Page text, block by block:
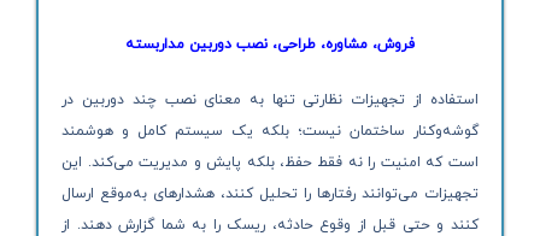
فروش، مشاوره، طراحی، نصب دوربین مداربسته
استفاده از تجهیزات نظارتی تنها به معنای نصب چند دوربین در
گوشه‌وکنار ساختمان نیست؛ بلکه یک سیستم کامل و هوشمند
است که امنیت را نه فقط حفظ، بلکه پایش و مدیریت می‌کند. این
تجهیزات می‌توانند رفتارها را تحلیل کنند، هشدارهای به‌موقع ارسال
کنند و حتی قبل از وقوع حادثه، ریسک را به شما گزارش دهند. از